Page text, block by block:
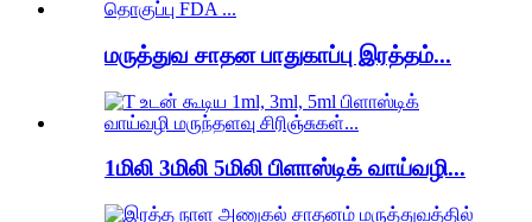
மருத்துவ சாதன பாதுகாப்பு இரத்தம்...
1மிலி 3மிலி 5மிலி பிளாஸ்டிக் வாய்வழி...